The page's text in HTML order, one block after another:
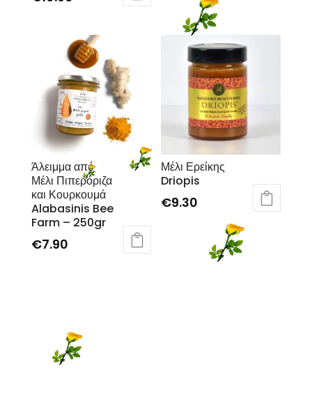
Άλειμμα από
Μέλι Πιπερόριζα
και Κουρκουμά
Alabasinis Bee
Farm – 250gr
€7.90
Μέλι Ερείκης
Driopis
€9.30